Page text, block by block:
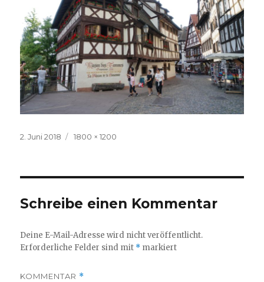
Veröffentlicht
2. Juni 2018
Volle
1800 × 1200
Schreibe einen Kommentar
Deine E-Mail-Adresse wird nicht veröffentlicht.
Erforderliche Felder sind mit * markiert
KOMMENTAR *